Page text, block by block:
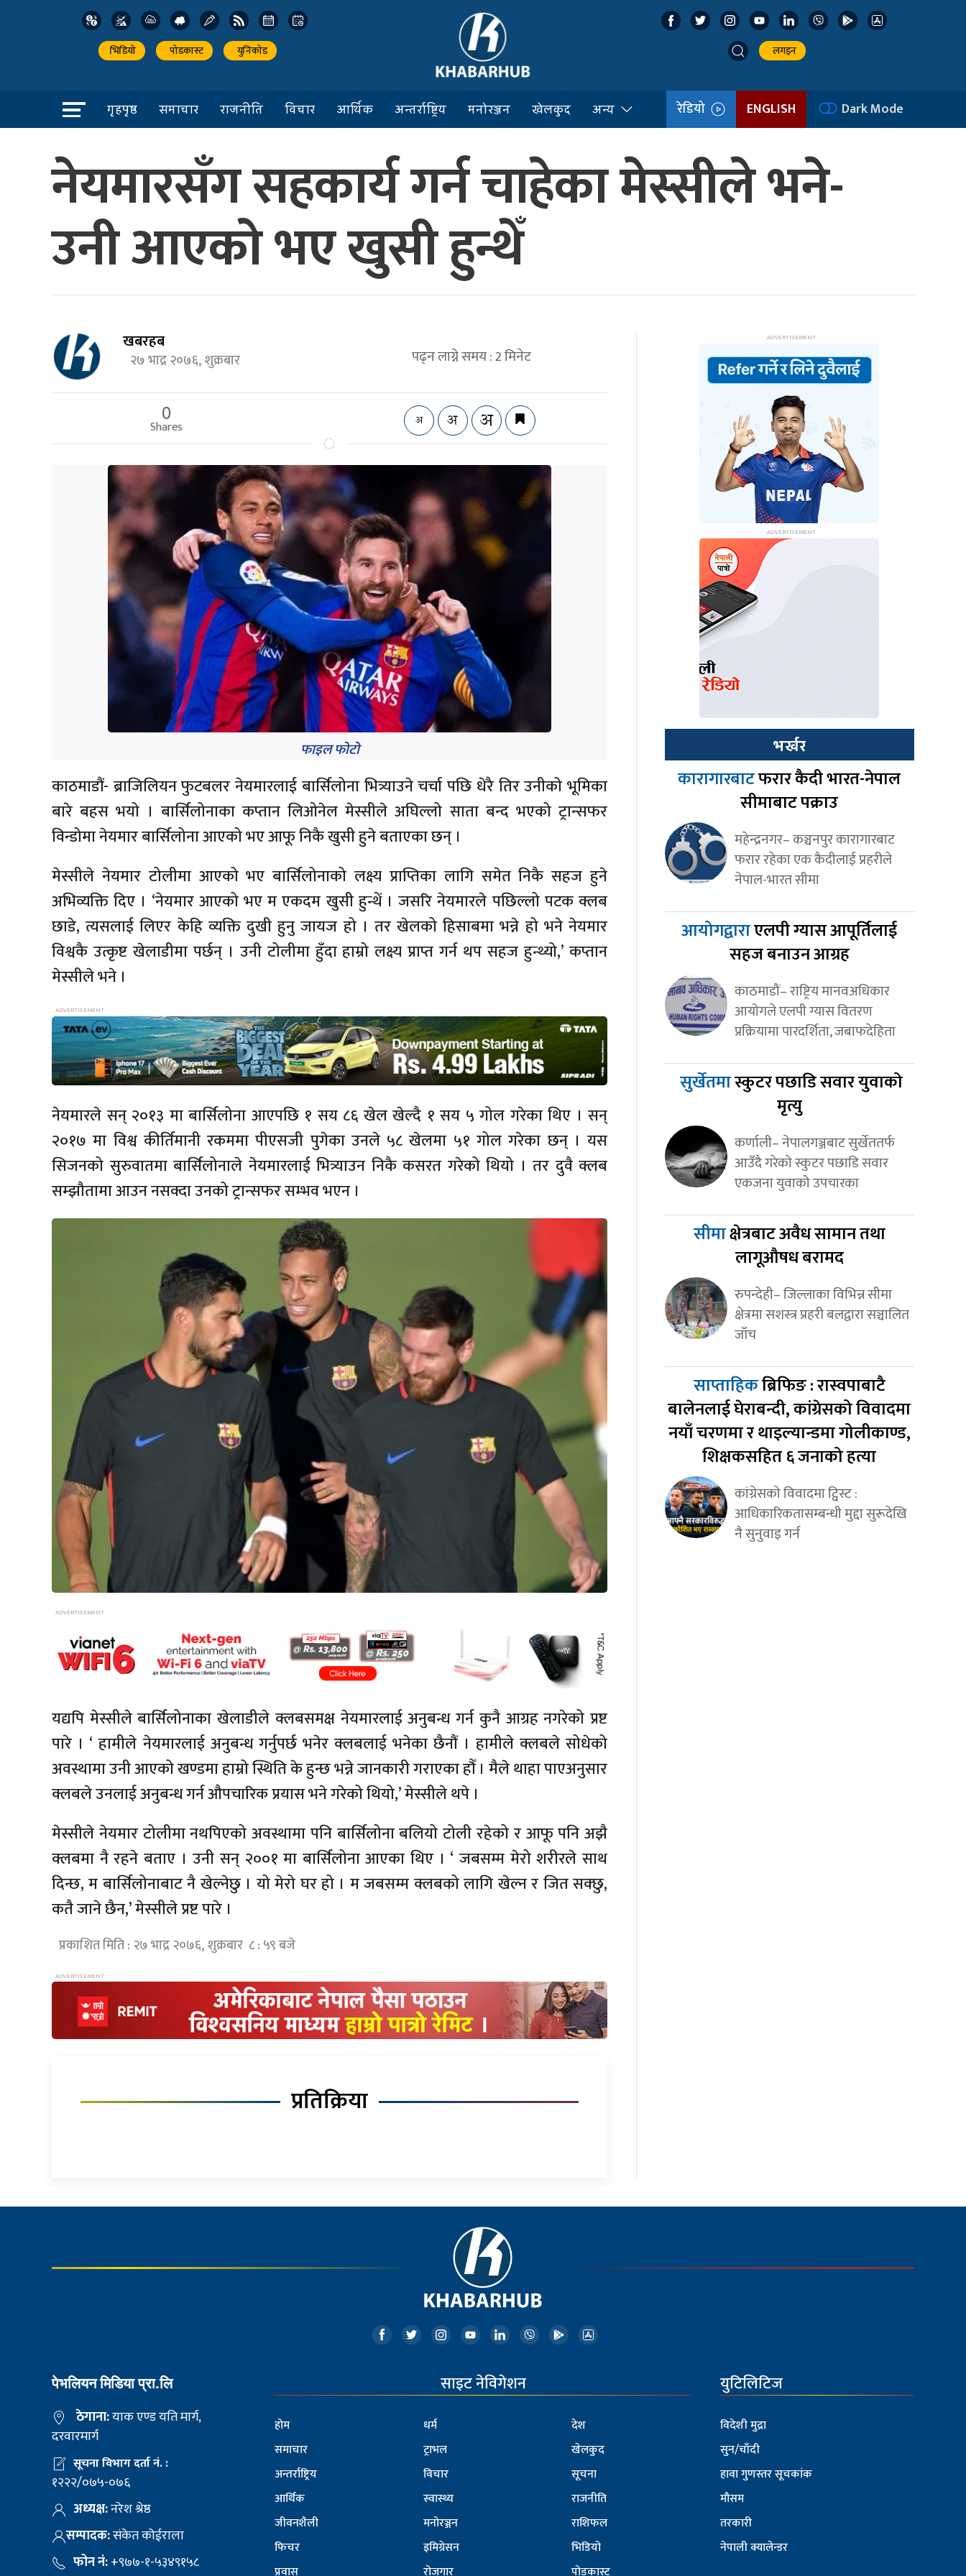
भिडियो पोडकास्ट युनिकोड लगइन
गृहपृष्ठ समाचार राजनीति विचार आर्थिक अन्तर्राष्ट्रिय मनोरञ्जन खेलकुद अन्य रेडियो ENGLISH Dark Mode
नेयमारसँग सहकार्य गर्न चाहेका मेस्सीले भने-
उनी आएको भए खुसी हुन्थेँ
खबरहब
२७ भाद्र २०७६, शुक्रबार पढ्न लाग्ने समय :2मिनेट
0
Shares
फाइल फोटो
काठमाडौं- ब्राजिलियन फुटबलर नेयमारलाई बार्सिलोना भित्र्याउने चर्चा पछि धेरै तिर उनीको भूमिका
बारे बहस भयो । बार्सिलोनाका कप्तान लिओनेल मेस्सीले अघिल्लो साता बन्द भएको ट्रान्सफर
विन्डोमा नेयमार बार्सिलोना आएको भए आफू निकै खुसी हुने बताएका छन् ।
मेस्सीले नेयमार टोलीमा आएको भए बार्सिलोनाको लक्ष्य प्राप्तिका लागि समेत निकै सहज हुने
अभिव्यक्ति दिए । ‘नेयमार आएको भए म एकदम खुसी हुन्थें । जसरि नेयमारले पछिल्लो पटक क्लब
छाडे, त्यसलाई लिएर केहि व्यक्ति दुखी हुनु जायज हो । तर खेलको हिसाबमा भन्ने हो भने नेयमार
विश्वकै उत्कृष्ट खेलाडीमा पर्छन् । उनी टोलीमा हुँदा हाम्रो लक्ष्य प्राप्त गर्न थप सहज हुन्थ्यो,’ कप्तान
मेस्सीले भने ।
नेयमारले सन् २०१३ मा बार्सिलोना आएपछि १ सय ८६ खेल खेल्दै १ सय ५ गोल गरेका थिए । सन्
२०१७ मा विश्व कीर्तिमानी रकममा पीएसजी पुगेका उनले ५८ खेलमा ५१ गोल गरेका छन् । यस
सिजनको सुरुवातमा बार्सिलोनाले नेयमारलाई भित्र्याउन निकै कसरत गरेको थियो । तर दुवै क्लब
सम्झौतामा आउन नसक्दा उनको ट्रान्सफर सम्भव भएन ।
यद्यपि मेस्सीले बार्सिलोनाका खेलाडीले क्लबसमक्ष नेयमारलाई अनुबन्ध गर्न कुनै आग्रह नगरेको प्रष्ट
पारे । ‘ हामीले नेयमारलाई अनुबन्ध गर्नुपर्छ भनेर क्लबलाई भनेका छैनौं । हामीले क्लबले सोधेको
अवस्थामा उनी आएको खण्डमा हाम्रो स्थिति के हुन्छ भन्ने जानकारी गराएका हौँ । मैले थाहा पाएअनुसार
क्लबले उनलाई अनुबन्ध गर्न औपचारिक प्रयास भने गरेको थियो,’ मेस्सीले थपे ।
मेस्सीले नेयमार टोलीमा नथपिएको अवस्थामा पनि बार्सिलोना बलियो टोली रहेको र आफू पनि अझै
क्लबमा नै रहने बताए । उनी सन् २००१ मा बार्सिलोना आएका थिए । ‘ जबसम्म मेरो शरीरले साथ
दिन्छ, म बार्सिलोनाबाट नै खेल्नेछु । यो मेरो घर हो । म जबसम्म क्लबको लागि खेल्न र जित सक्छु,
कतै जाने छैन,’ मेस्सीले प्रष्ट पारे ।
प्रकाशित मिति : २७ भाद्र २०७६, शुक्रबार ८ : ५९ बजे
प्रतिक्रिया
भर्खर
कारागारबाटफरार कैदी भारत-नेपाल
सीमाबाट पक्राउ
महेन्द्रनगर– कञ्चनपुर कारागारबाट
फरार रहेका एक कैदीलाई प्रहरीले
नेपाल-भारत सीमा
आयोगद्वाराएलपी ग्यास आपूर्तिलाई
सहज बनाउन आग्रह
काठमाडौं– राष्ट्रिय मानवअधिकार
आयोगले एलपी ग्यास वितरण
प्रक्रियामा पारदर्शिता, जबाफदेहिता
सुर्खेतमास्कुटर पछाडि सवार युवाको
मृत्यु
कर्णाली– नेपालगञ्जबाट सुर्खेततर्फ
आउँदै गरेको स्कुटर पछाडि सवार
एकजना युवाको उपचारका
सीमाक्षेत्रबाट अवैध सामान तथा
लागूऔषध बरामद
रुपन्देही– जिल्लाका विभिन्न सीमा
क्षेत्रमा सशस्त्र प्रहरी बलद्वारा सञ्चालित
जाँच
साप्ताहिकब्रिफिङ : रास्वपाबाटै
बालेनलाई घेराबन्दी, कांग्रेसको विवादमा
नयाँ चरणमा र थाइल्यान्डमा गोलीकाण्ड,
शिक्षकसहित ६ जनाको हत्या
कांग्रेसको विवादमा ट्विस्ट :
आधिकारिकतासम्बन्धी मुद्दा सुरूदेखि
नै सुनुवाइ गर्न
पेभलियन मिडिया प्रा.लि
ठेगाना:याक एण्ड यति मार्ग,
दरवारमार्ग
सूचना विभाग दर्ता नं. :
१२२२/०७५-०७६
अध्यक्ष:नरेश श्रेष्ठ
सम्पादक:संकेत कोईराला
फोन नं:+९७७-१-५३४९१५८
साइट नेविगेशन
होम
समाचार
अन्तर्राष्ट्रिय
आर्थिक
जीवनशैली
फिचर
प्रवास
धर्म
ट्राभल
विचार
स्वास्थ्य
मनोरञ्जन
इमिग्रेसन
रोजगार
देश
खेलकुद
सूचना
राजनीति
राशिफल
भिडियो
पोडकास्ट
युटिलिटिज
विदेशी मुद्रा
सुन/चाँदी
हावा गुणस्तर सूचकांक
मौसम
तरकारी
नेपाली क्यालेन्डर